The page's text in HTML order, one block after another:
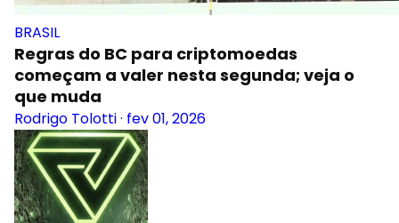
BRASIL
Regras do BC para criptomoedas
começam a valer nesta segunda; veja o
que muda
Rodrigo Tolotti· fev 01, 2026